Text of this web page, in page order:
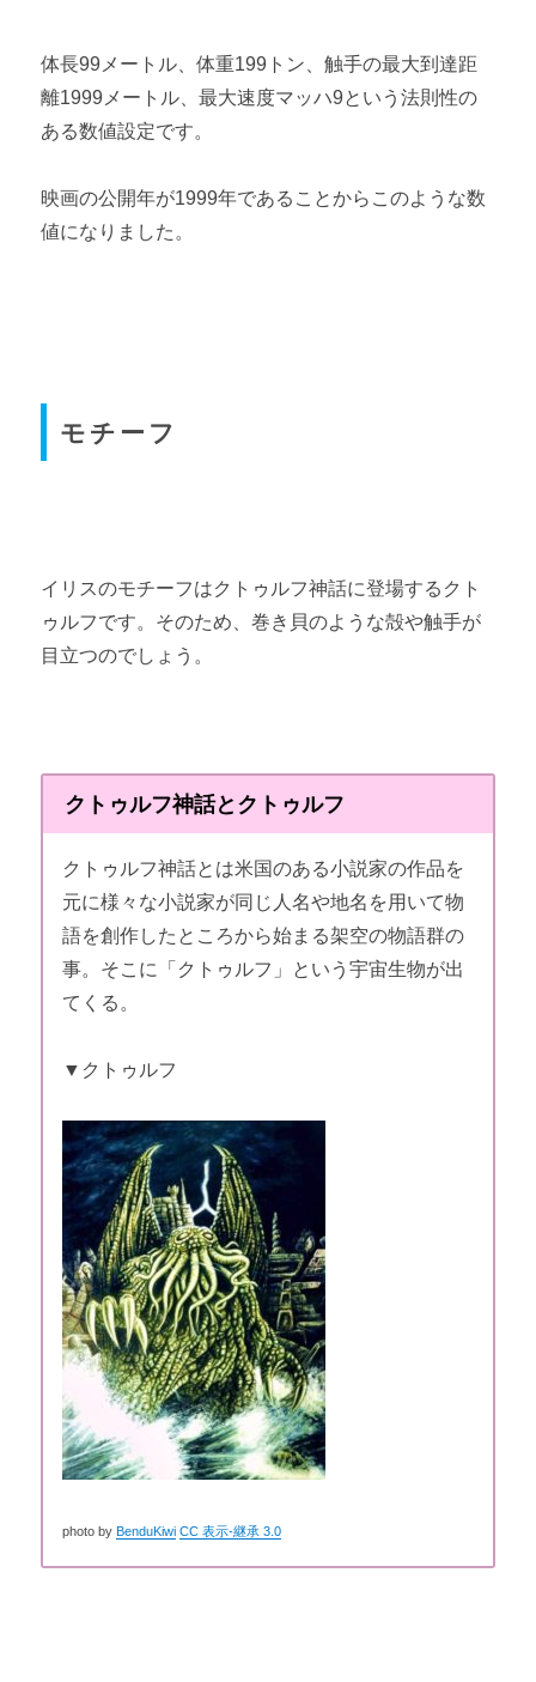
体長99メートル、体重199トン、触手の最大到達距
離1999メートル、最大速度マッハ9という法則性の
ある数値設定です。
映画の公開年が1999年であることからこのような数
値になりました。
モチーフ
イリスのモチーフはクトゥルフ神話に登場するクト
ゥルフです。そのため、巻き貝のような殻や触手が
目立つのでしょう。
クトゥルフ神話とクトゥルフ
クトゥルフ神話とは米国のある小説家の作品を
元に様々な小説家が同じ人名や地名を用いて物
語を創作したところから始まる架空の物語群の
事。そこに「クトゥルフ」という宇宙生物が出
てくる。
▼クトゥルフ
photo byBenduKiwi CC 表示-継承 3.0